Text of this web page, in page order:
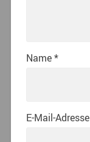
Name*
E-Mail-Adresse